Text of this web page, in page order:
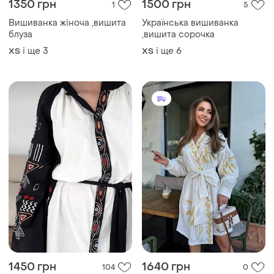
1350 грн 1
Вишиванка жіноча ,вишита
блуза
ХS і ще 3
1500 грн 5
Українська вишиванка
,вишита сорочка
ХS і ще 6
1450 грн 104 1640 грн 0